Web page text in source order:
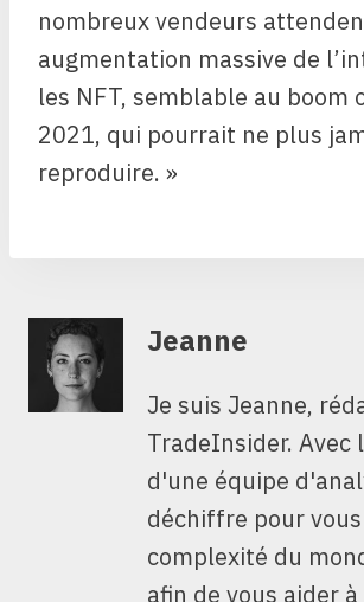
nombreux vendeurs
augmentation massive de
les NFT, semblable au boom
2021, qui pourrait ne plus
reproduire. »
Jeanne
Je suis Jeanne,
TradeInsider. Avec
d'une équipe
déchiffre pour
complexité du
afin de vous aider